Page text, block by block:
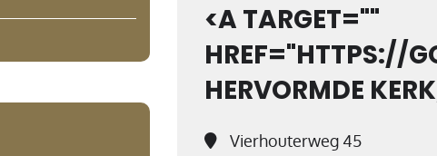
<A TARGET=""
HREF="HTTPS://
HERVORMDE
Vierhouterweg 45